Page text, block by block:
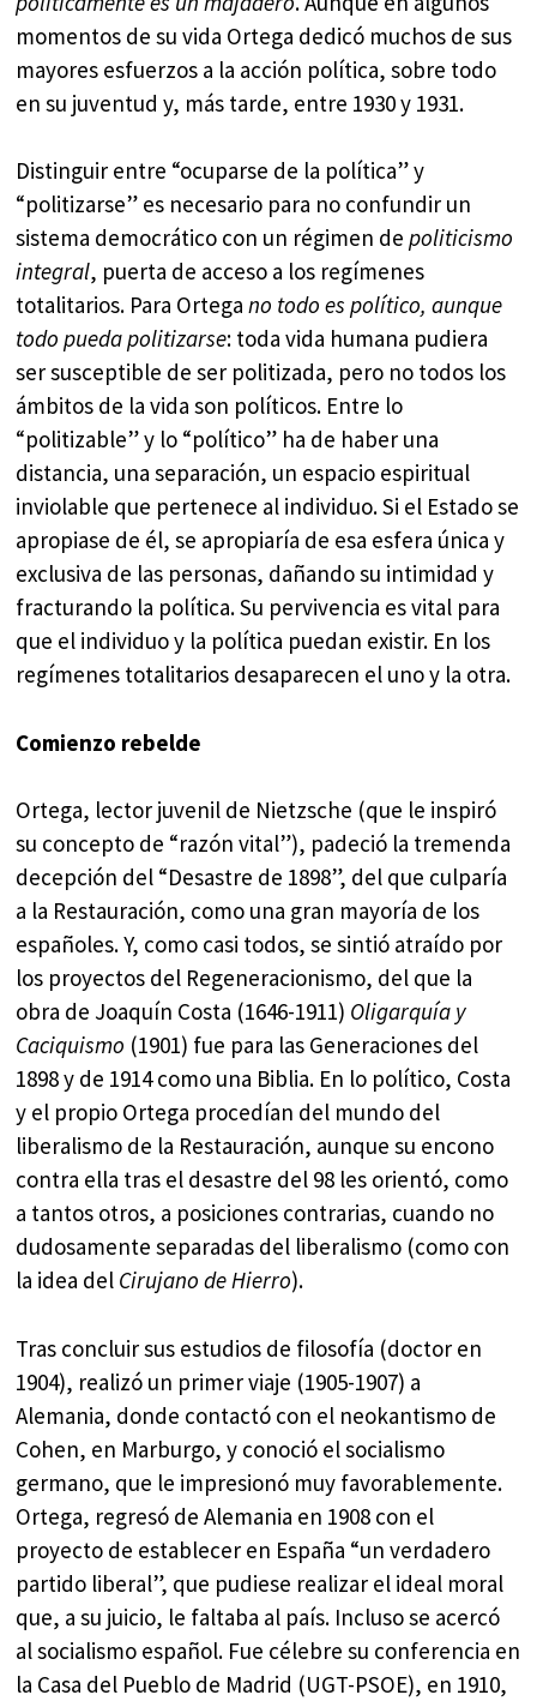
momentos de su vida Ortega dedicó muchos de sus
mayores esfuerzos a la acción política, sobre todo
en su juventud y, más tarde, entre 1930 y 1931.
Distinguir entre “ocuparse de la política” y
“politizarse” es necesario para no confundir un
sistema democrático con un régimen depoliticismo
integral, puerta de acceso a los regímenes
totalitarios. Para Ortegano todo es político, aunque
todo pueda politizarse: toda vida humana pudiera
ser susceptible de ser politizada, pero no todos los
ámbitos de la vida son políticos. Entre lo
“politizable” y lo “político” ha de haber una
distancia, una separación, un espacio espiritual
inviolable que pertenece al individuo. Si el Estado se
apropiase de él, se apropiaría de esa esfera única y
exclusiva de las personas, dañando su intimidad y
fracturando la política. Su pervivencia es vital para
que el individuo y la política puedan existir. En los
regímenes totalitarios desaparecen el uno y la otra.
Comienzo rebelde
Ortega, lector juvenil de Nietzsche (que le inspiró
su concepto de “razón vital”), padeció la tremenda
decepción del “Desastre de 1898”, del que culparía
a la Restauración, como una gran mayoría de los
españoles. Y, como casi todos, se sintió atraído por
los proyectos del Regeneracionismo, del que la
obra de Joaquín Costa (1646-1911) Oligarquía y
Caciquismo (1901) fue para las Generaciones del
1898 y de 1914 como una Biblia. En lo político, Costa
y el propio Ortega procedían del mundo del
liberalismo de la Restauración, aunque su encono
contra ella tras el desastre del 98 les orientó, como
a tantos otros, a posiciones contrarias, cuando no
dudosamente separadas del liberalismo (como con
la idea del Cirujano de Hierro).
Tras concluir sus estudios de filosofía (doctor en
1904), realizó un primer viaje (1905-1907) a
Alemania, donde contactó con el neokantismo de
Cohen, en Marburgo, y conoció el socialismo
germano, que le impresionó muy favorablemente.
Ortega, regresó de Alemania en 1908 con el
proyecto de establecer en España “un verdadero
partido liberal”, que pudiese realizar el ideal moral
que, a su juicio, le faltaba al país. Incluso se acercó
al socialismo español. Fue célebre su conferencia en
la Casa del Pueblo de Madrid (UGT-PSOE), en 1910,